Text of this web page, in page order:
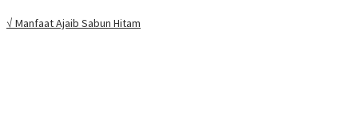
√ Manfaat Ajaib Sabun Hitam